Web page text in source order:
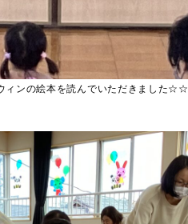
ィンの絵本を読んでいただきました☆☆